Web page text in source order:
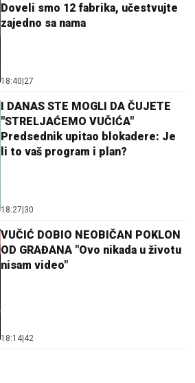
Doveli smo 12 fabrika, učestvujte
zajedno sa nama
18:40 27
I DANAS STE MOGLI DA ČUJETE
"STRELJAĆEMO VUČIĆA"
Predsednik upitao blokadere: Je
li to vaš program i plan?
18:27 30
VUČIĆ DOBIO NEOBIČAN POKLON
OD GRAĐANA "Ovo nikada u životu
nisam video"
18:14 42